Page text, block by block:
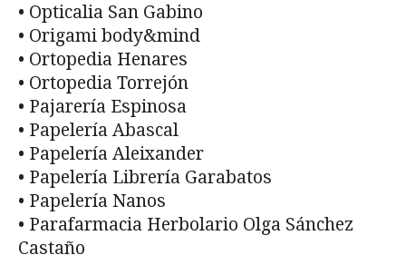
• Opticalia San Gabino
• Origami body&mind
• Ortopedia Henares
• Ortopedia Torrejón
• Pajarería Espinosa
• Papelería Abascal
• Papelería Aleixander
• Papelería Librería Garabatos
• Papelería Nanos
• Parafarmacia Herbolario Olga Sánchez
Castaño